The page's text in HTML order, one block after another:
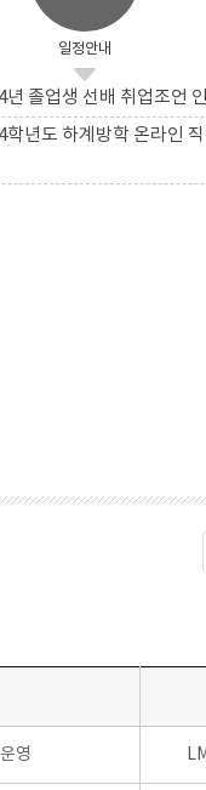
일정안내
년 졸업생 선배 취업조언
학년도 하계방학 온라인
영